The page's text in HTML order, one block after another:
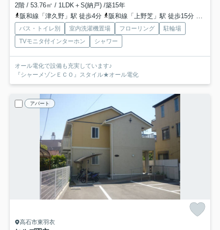
2階 / 53.76㎡ / 1LDK＋S(納戸) /築15年
阪和線「津久野」駅 徒歩4分
阪和線「上野芝」駅 徒歩15分
バス・トイレ別 室内洗濯機置場 フローリング
駐輪場
TVモニタ付インターホン
シャワー
オール電化で設備も充実しています♪
『シャーメゾンＥＣＯ』スタイル★オール電化
アパート
高石市東羽衣